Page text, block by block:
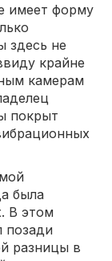
имеет форму
здесь не
крайне
камерам
покрыт
была
В этом
позади
разницы в